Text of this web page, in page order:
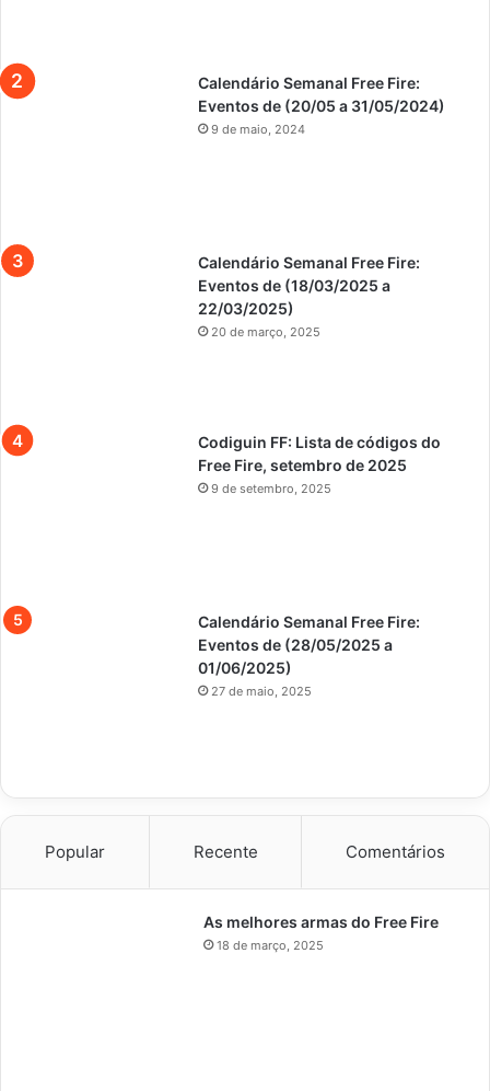
Calendário Semanal Free Fire:
Eventos de (20/05 a 31/05/2024)
9 de maio, 2024
Calendário Semanal Free Fire:
Eventos de (18/03/2025 a
22/03/2025)
20 de março, 2025
Codiguin FF: Lista de códigos do
Free Fire, setembro de 2025
9 de setembro, 2025
Calendário Semanal Free Fire:
Eventos de (28/05/2025 a
01/06/2025)
27 de maio, 2025
Popular Recente Comentários
As melhores armas do Free Fire
18 de março, 2025